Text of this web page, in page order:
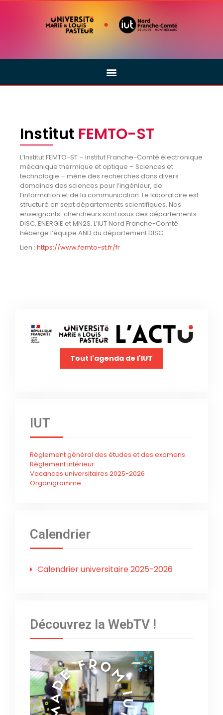
Institut FEMTO-ST
L’Institut FEMTO-ST – Institut Franche-Comté électronique
mécanique thermique et optique – Sciences et
technologie – mène des recherches dans divers
domaines des sciences pour l’ingénieur, de
l’information et de la communication. Le laboratoire est
structuré en sept départements scientifiques. Nos
enseignants-chercheurs sont issus des départements
DISC, ENERGIE et MN2S. L’iUT Nord Franche-Comté
héberge l’équipe AND du département DISC.
Lien : https://www.femto-st.fr/fr
Tout l'agenda de l'IUT
IUT
Règlement général des études et des examens
Règlement intérieur
Vacances universitaires 2025-2026
Organigramme
Calendrier
Calendrier universitaire 2025-2026
Découvrez la WebTV !